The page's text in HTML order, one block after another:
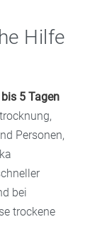
Hilfe
5 Tagen
Personen,
bei
trockene